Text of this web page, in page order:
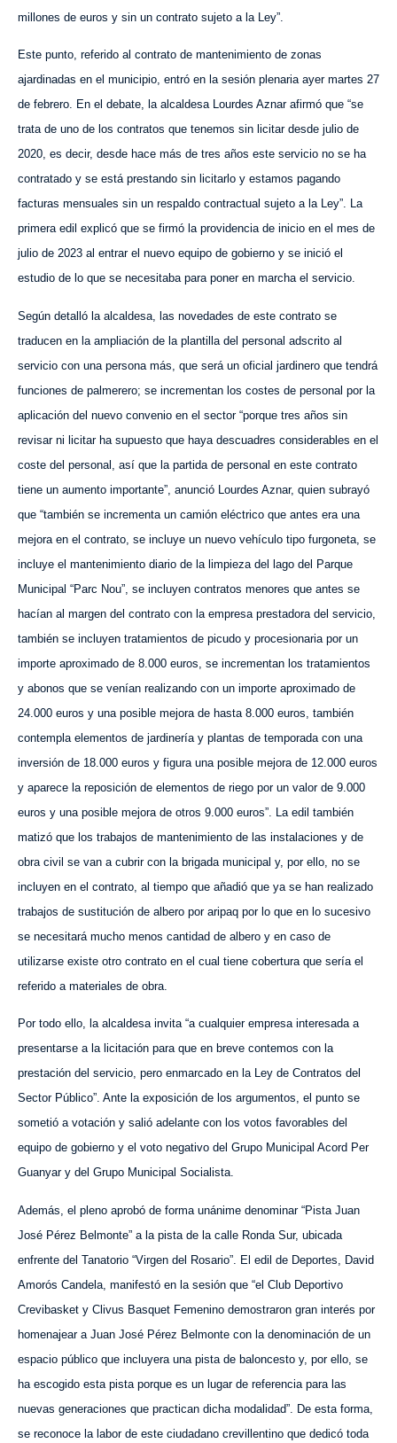
millones de euros y sin un contrato sujeto a la Ley”.
Este punto, referido al contrato de mantenimiento de zonas
ajardinadas en el municipio, entró en la sesión plenaria ayer martes 27
de febrero. En el debate, la alcaldesa Lourdes Aznar afirmó que “se
trata de uno de los contratos que tenemos sin licitar desde julio de
2020, es decir, desde hace más de tres años este servicio no se ha
contratado y se está prestando sin licitarlo y estamos pagando
facturas mensuales sin un respaldo contractual sujeto a la Ley”. La
primera edil explicó que se firmó la providencia de inicio en el mes de
julio de 2023 al entrar el nuevo equipo de gobierno y se inició el
estudio de lo que se necesitaba para poner en marcha el servicio.
Según detalló la alcaldesa, las novedades de este contrato se
traducen en la ampliación de la plantilla del personal adscrito al
servicio con una persona más, que será un oficial jardinero que tendrá
funciones de palmerero; se incrementan los costes de personal por la
aplicación del nuevo convenio en el sector “porque tres años sin
revisar ni licitar ha supuesto que haya descuadres considerables en el
coste del personal, así que la partida de personal en este contrato
tiene un aumento importante”, anunció Lourdes Aznar, quien subrayó
que “también se incrementa un camión eléctrico que antes era una
mejora en el contrato, se incluye un nuevo vehículo tipo furgoneta, se
incluye el mantenimiento diario de la limpieza del lago del Parque
Municipal “Parc Nou”, se incluyen contratos menores que antes se
hacían al margen del contrato con la empresa prestadora del servicio,
también se incluyen tratamientos de picudo y procesionaria por un
importe aproximado de 8.000 euros, se incrementan los tratamientos
y abonos que se venían realizando con un importe aproximado de
24.000 euros y una posible mejora de hasta 8.000 euros, también
contempla elementos de jardinería y plantas de temporada con una
inversión de 18.000 euros y figura una posible mejora de 12.000 euros
y aparece la reposición de elementos de riego por un valor de 9.000
euros y una posible mejora de otros 9.000 euros”. La edil también
matizó que los trabajos de mantenimiento de las instalaciones y de
obra civil se van a cubrir con la brigada municipal y, por ello, no se
incluyen en el contrato, al tiempo que añadió que ya se han realizado
trabajos de sustitución de albero por aripaq por lo que en lo sucesivo
se necesitará mucho menos cantidad de albero y en caso de
utilizarse existe otro contrato en el cual tiene cobertura que sería el
referido a materiales de obra.
Por todo ello, la alcaldesa invita “a cualquier empresa interesada a
presentarse a la licitación para que en breve contemos con la
prestación del servicio, pero enmarcado en la Ley de Contratos del
Sector Público”. Ante la exposición de los argumentos, el punto se
sometió a votación y salió adelante con los votos favorables del
equipo de gobierno y el voto negativo del Grupo Municipal Acord Per
Guanyar y del Grupo Municipal Socialista.
Además, el pleno aprobó de forma unánime denominar “Pista Juan
José Pérez Belmonte” a la pista de la calle Ronda Sur, ubicada
enfrente del Tanatorio “Virgen del Rosario”. El edil de Deportes, David
Amorós Candela, manifestó en la sesión que “el Club Deportivo
Crevibasket y Clivus Basquet Femenino demostraron gran interés por
homenajear a Juan José Pérez Belmonte con la denominación de un
espacio público que incluyera una pista de baloncesto y, por ello, se
ha escogido esta pista porque es un lugar de referencia para las
nuevas generaciones que practican dicha modalidad”. De esta forma,
se reconoce la labor de este ciudadano crevillentino que dedicó toda